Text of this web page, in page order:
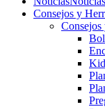
Consejos y
Consejos